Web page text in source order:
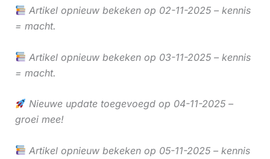
Artikel opnieuw bekeken op 02-11-2025 – kennis
= macht.
Artikel opnieuw bekeken op 03-11-2025 – kennis
= macht.
Nieuwe update toegevoegd op 04-11-2025 –
groei mee!
Artikel opnieuw bekeken op 05-11-2025 – kennis